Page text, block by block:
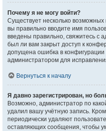
Почему я не могу войти?
Существует несколько
вы правильно вводите имя
введены правильно, свяжитесь с
был ли вам закрыт доступ к
допущена ошибка в
администратором для
Вернуться к началу
Я давно зарегистрирован, но
Возможно, администратор по
удалил вашу учётную запись.
периодически удаляют
оставляющих сообщения, чтобы